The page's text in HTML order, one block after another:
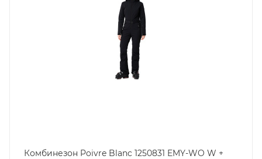
Комбинезон Poivre Blanc 1250831 EMY-WO W +